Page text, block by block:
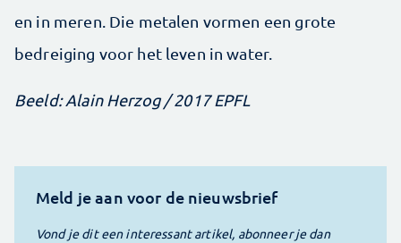
en in meren. Die metalen vormen een grote
bedreiging voor het leven in water.
Beeld: Alain Herzog / 2017 EPFL
Meld je aan voor de nieuwsbrief
Vond je dit een interessant artikel, abonneer je dan